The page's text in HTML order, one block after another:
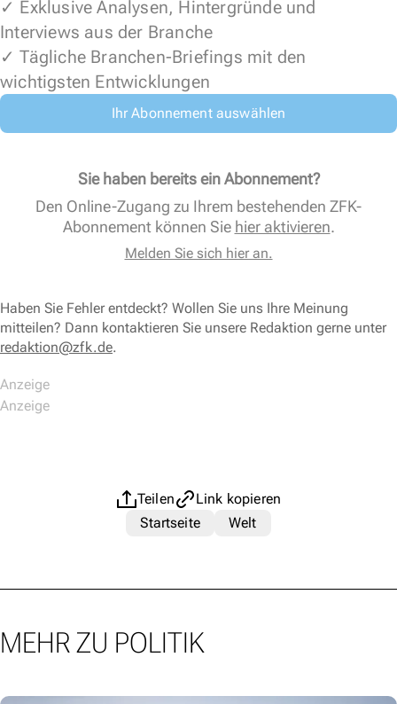
✓ Exklusive Analysen, Hintergründe und
Interviews aus der Branche
✓ Tägliche Branchen-Briefings mit den
wichtigsten Entwicklungen
Ihr Abonnement auswählen
Sie haben bereits ein Abonnement?
Den Online-Zugang zu Ihrem bestehenden ZFK-
Abonnement können Sie hier aktivieren.
Melden Sie sich hier an.
Haben Sie Fehler entdeckt? Wollen Sie uns Ihre Meinung
mitteilen? Dann kontaktieren Sie unsere Redaktion gerne unter
redaktion@zfk.de.
Teilen
Link kopieren
Startseite
Welt
MEHR ZU POLITIK